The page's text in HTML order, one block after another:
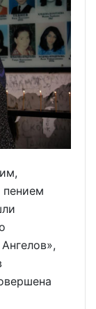
пением